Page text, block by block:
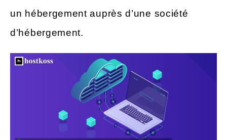
un hébergement auprès d’une société
d’hébergement.